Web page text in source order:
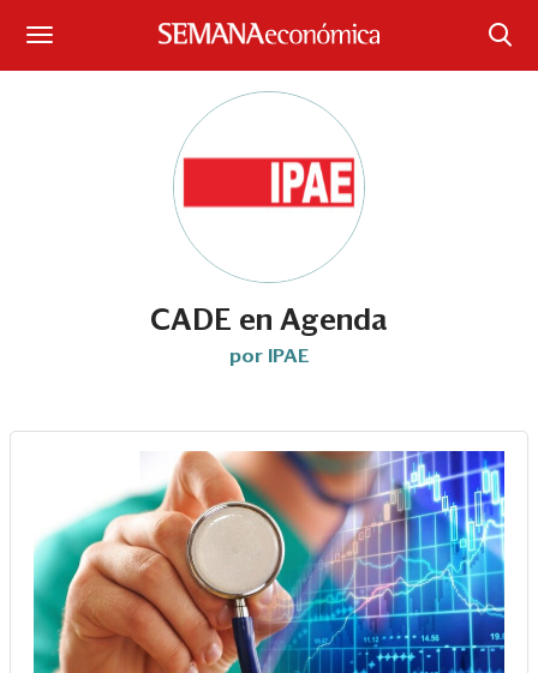
¿Qué está pasando?
Sectores y Empresas
Economía y Finanzas
Legal y Política
Eventos
Blogs
Ranking CEO
CADE en Agenda
por IPAE